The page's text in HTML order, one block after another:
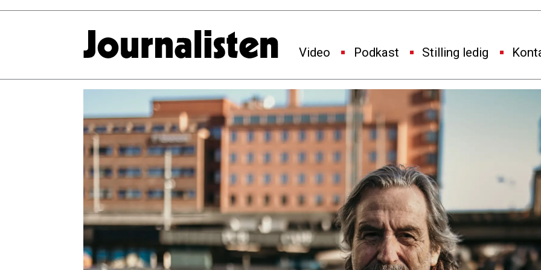
Video Podkast Stilling ledig
dokfestivalen